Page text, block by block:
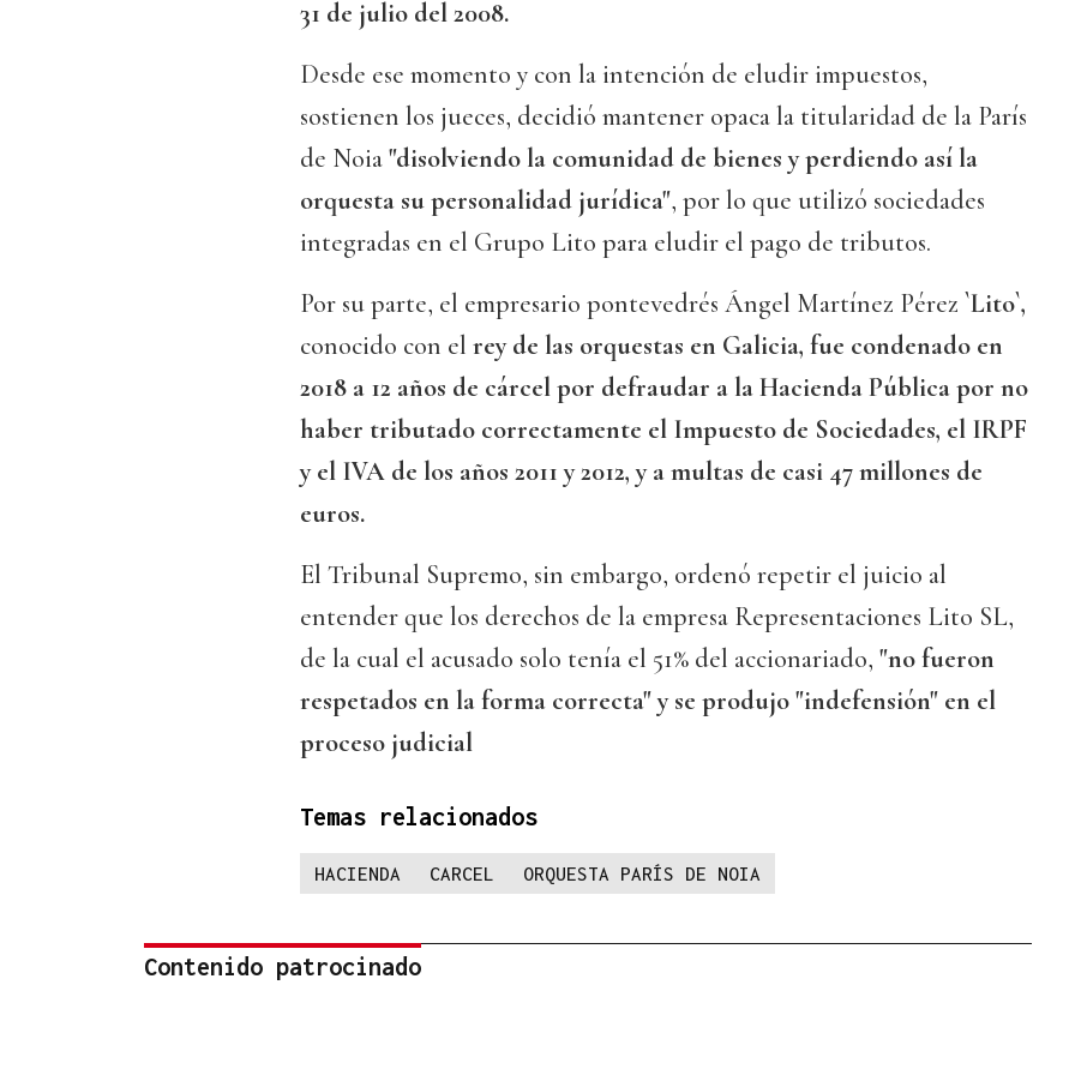
31 de julio del 2008.
Desde ese momento y con la intención de eludir impuestos,
sostienen los jueces, decidió mantener opaca la titularidad de la París
de Noia"disolviendo la comunidad de bienes y perdiendo así la
orquesta su personalidad jurídica", por lo que utilizó sociedades
integradas en el Grupo Lito para eludir el pago de tributos.
Por su parte, el empresario pontevedrés Ángel Martínez Pérez `Lito`,
conocido con el rey de las orquestas en Galicia, fue condenado en
2018 a 12 años de cárcel por defraudar a la Hacienda Pública por no
haber tributado correctamente el Impuesto de Sociedades, el IRPF
y el IVA de los años 2011 y 2012, y a multas de casi 47 millones de
euros.
El Tribunal Supremo, sin embargo, ordenó repetir el juicio al
entender que los derechos de la empresa Representaciones Lito SL,
de la cual el acusado solo tenía el 51% del accionariado, "no fueron
respetados en la forma correcta" y se produjo "indefensión" en el
proceso judicial
Temas relacionados
HACIENDA CARCEL ORQUESTA PARÍS DE NOIA
Contenido patrocinado